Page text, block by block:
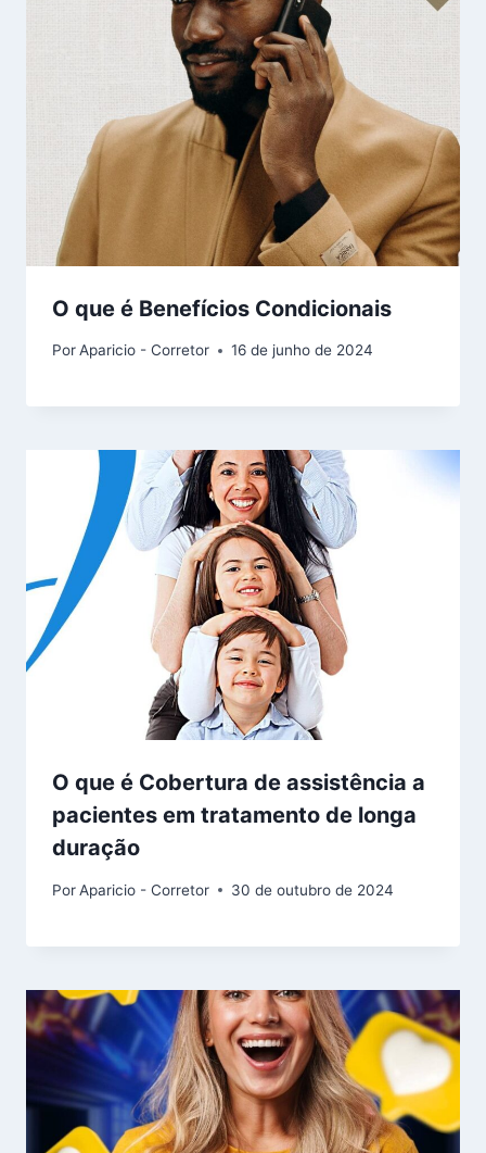
O que é Benefícios Condicionais
PorAparicio - Corretor 16 de junho de 2024
O que é Cobertura de assistência a
pacientes em tratamento de longa
duração
PorAparicio - Corretor 30 de outubro de 2024